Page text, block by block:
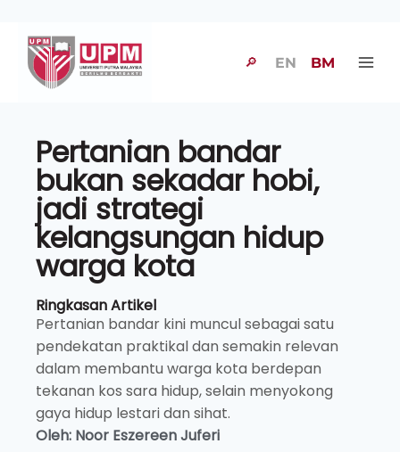
🔎 EN BM
Pertanian bandar
bukan sekadar hobi,
jadi strategi
kelangsungan hidup
warga kota
Ringkasan Artikel
Pertanian bandar kini muncul sebagai satu
pendekatan praktikal dan semakin relevan
dalam membantu warga kota berdepan
tekanan kos sara hidup, selain menyokong
gaya hidup lestari dan sihat.
Oleh: Noor Eszereen Juferi